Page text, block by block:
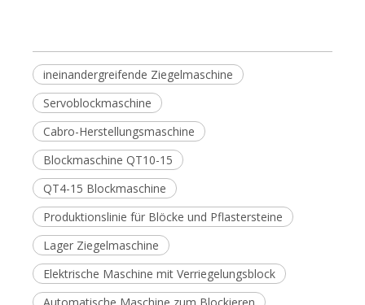
ineinandergreifende Ziegelmaschine
Servoblockmaschine
Cabro-Herstellungsmaschine
Blockmaschine QT10-15
QT4-15 Blockmaschine
Produktionslinie für Blöcke und Pflastersteine
Lager Ziegelmaschine
Elektrische Maschine mit Verriegelungsblock